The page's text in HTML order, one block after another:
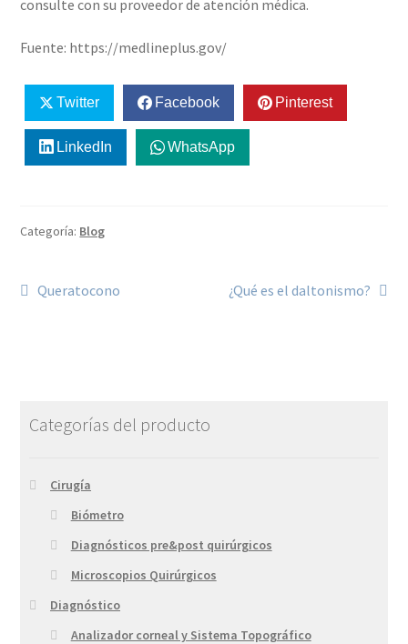
consulte con su proveedor de atención médica.
Fuente: https://medlineplus.gov/
Twitter Facebook Pinterest
LinkedIn WhatsApp
Categoría: Blog
Queratocono ¿Qué es el daltonismo?
Categorías del producto
Cirugía
Biómetro
Diagnósticos pre&post quirúrgicos
Microscopios Quirúrgicos
Diagnóstico
Analizador corneal y Sistema Topográfico